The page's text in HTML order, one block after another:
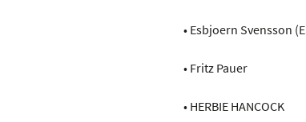
• Esbjoern Svensson
• Fritz Pauer
• HERBIE HANCOCK